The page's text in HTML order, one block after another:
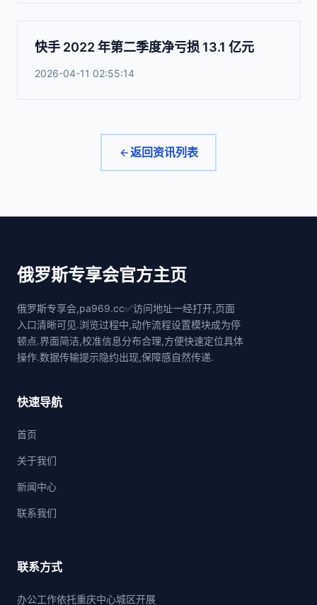
快手 2022 年第二季度净亏损 13.1 亿元
2026-04-11 02:55:14
返回资讯列表
俄罗斯专享会官方主页
俄罗斯专享会,pa969.cc✅访问地址一经打开,页面
入口清晰可见.浏览过程中,动作流程设置模块成为停
顿点.界面简洁,校准信息分布合理,方便快速定位具体
操作.数据传输提示隐约出现,保障感自然传递.
快速导航
首页
关于我们
新闻中心
联系我们
联系方式
办公工作依托重庆中心城区开展